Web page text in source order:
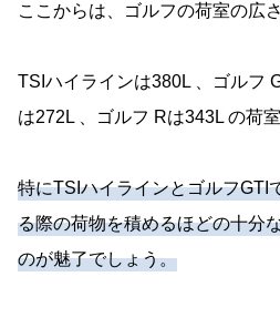
ここからは、ゴルフの荷室の広
TSIハイラインは380L 、ゴルフ
は272L 、ゴルフ Rは343L の荷
特にTSIハイラインとゴルフGTI
る際の荷物を積めるほどの十分
のが魅了でしょう。